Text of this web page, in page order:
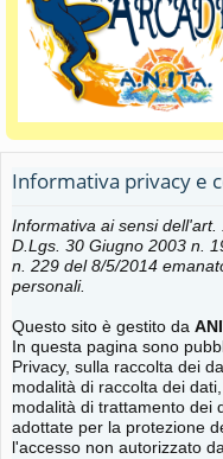
Informativa privacy e
Informativa ai sensi
D.Lgs. 30 Giugno 2003 n.
n. 229 del 8/5/2014
personali.
Questo sito è gestito da
In questa pagina sono
Privacy, sulla raccolta dei
modalità di raccolta dei
modalità di trattamento dei
adottate per la protezione
l'accesso non autorizzato